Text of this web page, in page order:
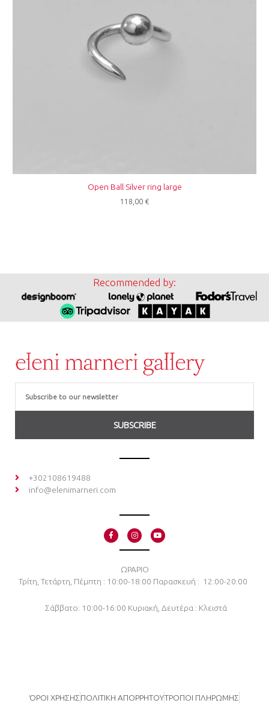
Open Ball Silver ring large
118,00 €
Recommended by:
SUBSCRIBE
+302108619488
info@elenimarneri.com
F
a
c
k
I
n
s
t
g
r
a
Y
o
u
ΩΡΑΡΙΟ
Τρίτη, Τετάρτη, Πέμπτη : 10:00-18:00 Παρασκευή : 12:00-20:00
Σάββατο: 10:00-16:00 Κυριακή, Δευτέρα : Κλειστά
ΌΡΟΙ ΧΡΗΣΗΣΠΟΛΙΤΙΚΗ ΑΠΟΡΡΗΤΟΥΤΡΟΠΟΙ ΠΛΗΡΩΜΗΣ